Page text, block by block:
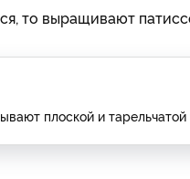
то выращивают
плоской и тарельчатой